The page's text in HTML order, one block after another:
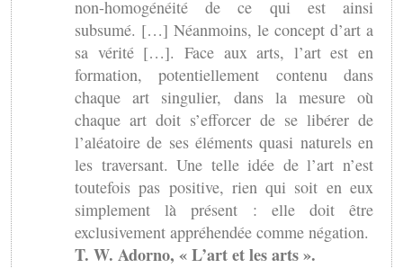
non-homogénéité de ce qui est ainsi
subsumé. […] Néanmoins, le concept d’art a
sa vérité […]. Face aux arts, l’art est en
formation, potentiellement contenu dans
chaque art singulier, dans la mesure où
chaque art doit s’efforcer de se libérer de
l’aléatoire de ses éléments quasi naturels en
les traversant. Une telle idée de l’art n’est
toutefois pas positive, rien qui soit en eux
simplement là présent : elle doit être
exclusivement appréhendée comme négation.
T. W. Adorno, « L’art et les arts ».